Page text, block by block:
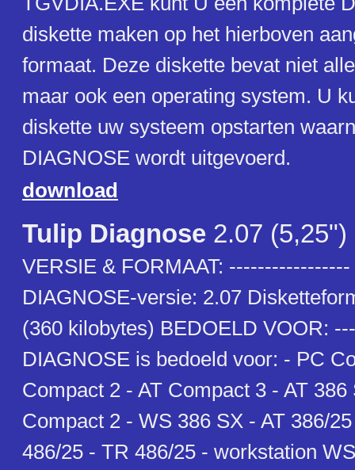
diskette maken op het hierboven
formaat. Deze diskette bevat niet
maar ook een operating system. U
diskette uw systeem opstarten
DIAGNOSE wordt uitgevoerd.
download
Tulip Diagnose 2.07 (5,25")
VERSIE & FORMAAT:
DIAGNOSE-versie: 2.07
(360 kilobytes) BEDOELD VOOR:
DIAGNOSE is bedoeld voor: - PC
Compact 2 - AT Compact 3 - AT 386
Compact 2 - WS 386 SX - AT 386/
486/25 - TR 486/25 - workstation